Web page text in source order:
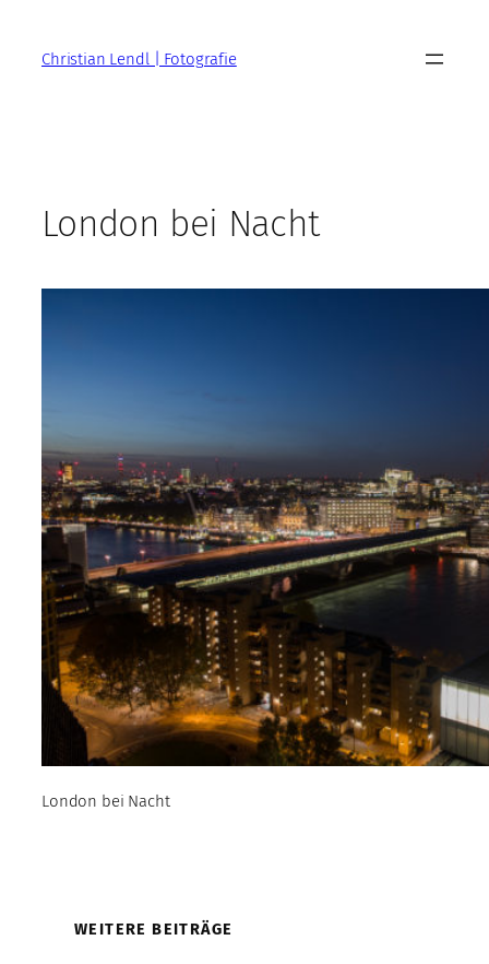
springenChristian Lendl | Fotografie
London bei Nacht
London bei Nacht
WEITERE BEITRÄGE